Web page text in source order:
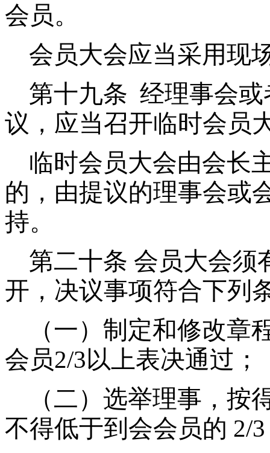
会员。
会员大会应当采用现
第十九条 经理事会或
议，应当召开临时会员
临时会员大会由会长
的，由提议的理事会或
持。
第二十条 会员大会须
开，决议事项符合下列
（一）制定和修改章
会员2/3以上表决通过；
（二）选举理事，按
不得低于到会会员的 2/3